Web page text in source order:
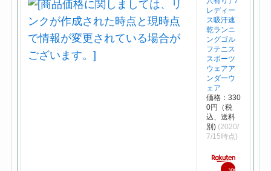
レディー
ス吸汗速
乾ランニ
ングゴル
フテニス
スポーツ
ウェアア
ンダーウ
ェア
価格：330
0円（税
込、送料
別) (2020/
7/15時点)